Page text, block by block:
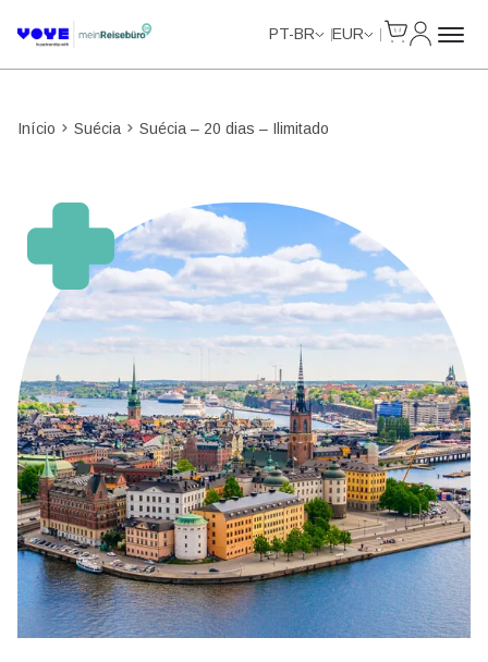
PT-BR EUR
Início Suécia Suécia – 20 dias – Ilimitado